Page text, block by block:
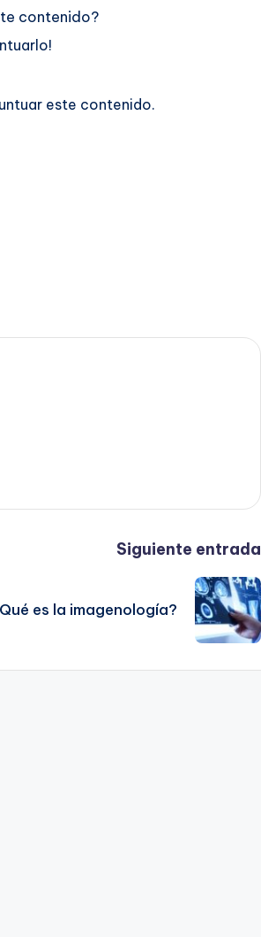
contenido?
este contenido.
Siguiente entrada
es la imagenología?